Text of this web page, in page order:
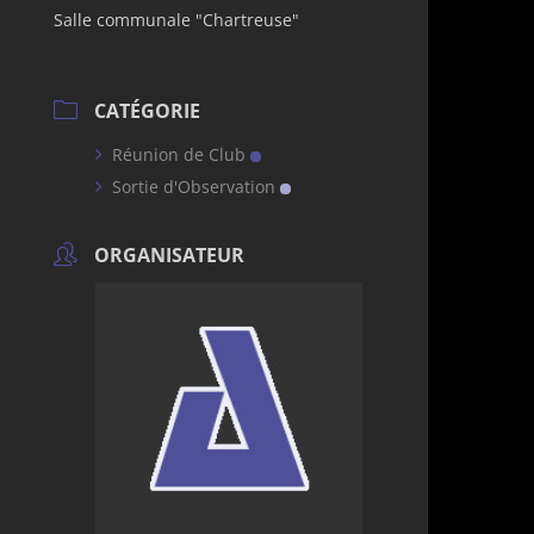
Salle communale "Chartreuse"
CATÉGORIE
Réunion de Club
Sortie d'Observation
ORGANISATEUR